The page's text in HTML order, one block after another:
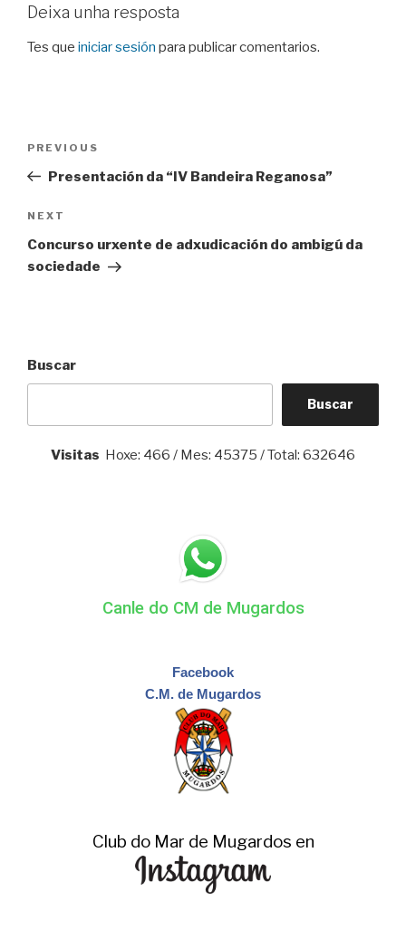
Deixa unha resposta
Tes que iniciar sesión para publicar comentarios.
entradas
Previous
Post
PREVIOUS
Presentación da “IV Bandeira Reganosa”
Next
Post
NEXT
Concurso urxente de adxudicación do ambigú da
sociedade
Buscar
Buscar
Visitas Hoxe: 466 / Mes: 45375 / Total: 632646
Canle do CM de Mugardos
Facebook
C.M. de Mugardos
Club do Mar de Mugardos en